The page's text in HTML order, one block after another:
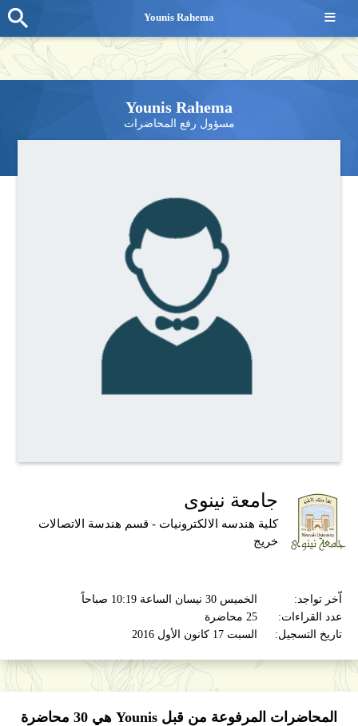
Younis Rahema
مسؤول رفع المحاضرات
جامعة نينوى
كلية هندسه الالكترونيات - قسم هندسة الاتصالات
خريج
اّخر تواجد:
الخميس 30 نيسان الساعة 10:19 صباحاً
عدد القراءات:
25 محاضرة
تاريخ التسجيل:
السبت 17 كانون الأول 2016
المحاضرات المرفوعة من قبل Younis هي 30 محاضرة
≡
Younis Rahema